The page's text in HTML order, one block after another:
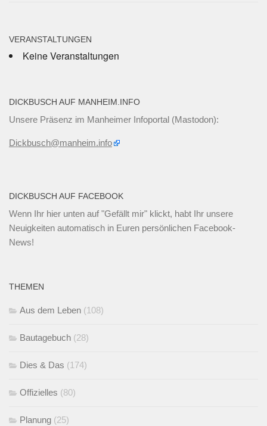
VERANSTALTUNGEN
Keine Veranstaltungen
DICKBUSCH AUF MANHEIM.INFO
Unsere Präsenz im Manheimer Infoportal (Mastodon):
Dickbusch@manheim.info
DICKBUSCH AUF FACEBOOK
Wenn Ihr hier unten auf "Gefällt mir" klickt, habt Ihr unsere
Neuigkeiten automatisch in Euren persönlichen Facebook-
News!
THEMEN
Aus dem Leben (108)
Bautagebuch (28)
Dies & Das (174)
Offizielles (80)
Planung (25)